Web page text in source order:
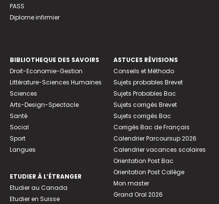
PASS
Diplome infirmier
BIBLIOTHEQUE DES SAVOIRS
Droit-Economie-Gestion
Littérature-Sciences Humaines
Sciences
Arts-Design-Spectacle
Santé
Social
Sport
Langues
ETUDIER À L’ÉTRANGER
Etudier au Canada
Etudier en Suisse
ASTUCES RÉVISIONS
Conseils et Méthodo
Sujets probables Brevet
Sujets Probables Bac
Sujets corrigés Brevet
Sujets corrigés Bac
Corrigés Bac de Français
Calendrier Parcoursup 2026
Calendrier vacances scolaires
Orientation Post Bac
Orientation Post Collège
Mon master
Grand Oral 2026